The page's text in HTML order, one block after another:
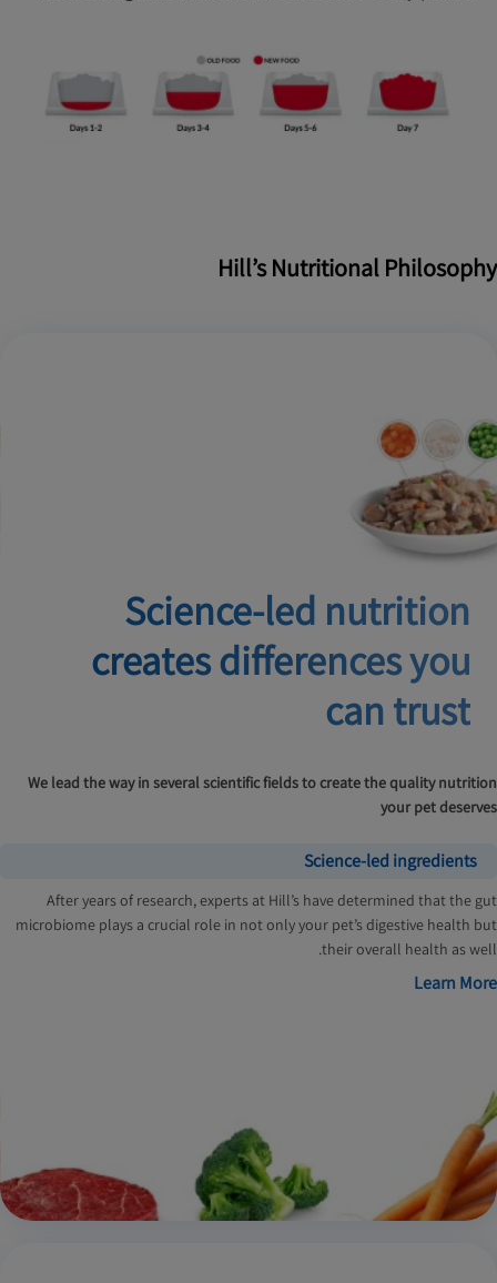
Hill’s Nutritional Philosophy
Science-led nutrition
createsdifferences you
can trust
We lead the way in several scientific fields to create the quality nutrition
your pet deserves
Science-led ingredients
After years of research, experts at Hill’s have determined that the gut
microbiome plays a crucial role in not only your pet’s digestive health but
their overall health as well.
Learn More